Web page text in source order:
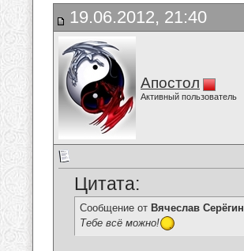
19.06.2012, 21:40
Апостол
Активный пользователь
Цитата:
Сообщение от Вячеслав Серёгин
Тебе всё можно!